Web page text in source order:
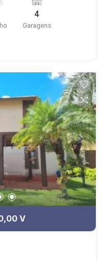
lateral -
- Forno de pizza
de serviço com
Santa Tereza de
4
Garagens
V